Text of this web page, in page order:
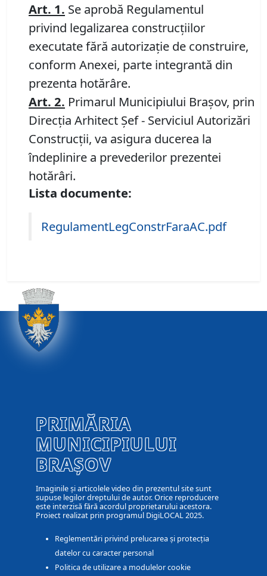
Art. 1. Se aprobă Regulamentul
privind legalizarea construcţiilor
executate fără autorizaţie de construire,
conform Anexei, parte integrantă din
prezenta hotărâre.
Art. 2. Primarul Municipiului Brașov, prin
Direcția Arhitect Șef - Serviciul Autorizări
Construcții, va asigura ducerea la
îndeplinire a prevederilor prezentei
hotărâri.
Lista documente:
RegulamentLegConstrFaraAC.pdf
PRIMĂRIA
MUNICIPIULUI
BRAȘOV
Imaginile și articolele video din prezentul site sunt
supuse legilor dreptului de autor. Orice reproducere
este interzisă fără acordul proprietarului acestora.
Proiect realizat prin programul DigiLOCAL 2025.
Reglementări privind prelucarea și protecția
datelor cu caracter personal
Politica de utilizare a modulelor cookie